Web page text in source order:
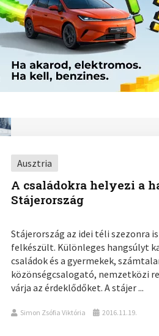
Ausztria
A családokra helyezi a
Stájerország
Stájerország az idei téli szezonra
felkészült. Különleges hangsúlyt
családok és a gyermekek,
közönségcsalogató, nemzetközi
várja az érdeklődőket. A stájer ...
Simon Zsófia Viktória 2016.11.19.